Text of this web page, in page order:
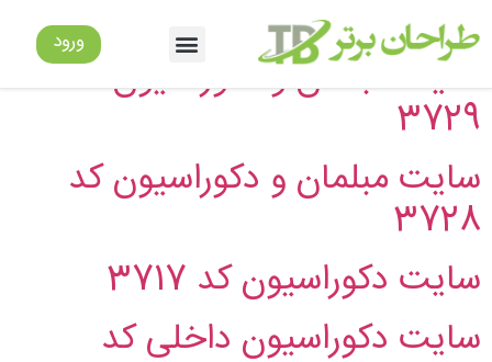
ورود
سایت مبلمان و دکوراسیون کد
3729
سایت مبلمان و دکوراسیون کد
3728
سایت دکوراسیون کد 3717
سایت دکوراسیون داخلی کد